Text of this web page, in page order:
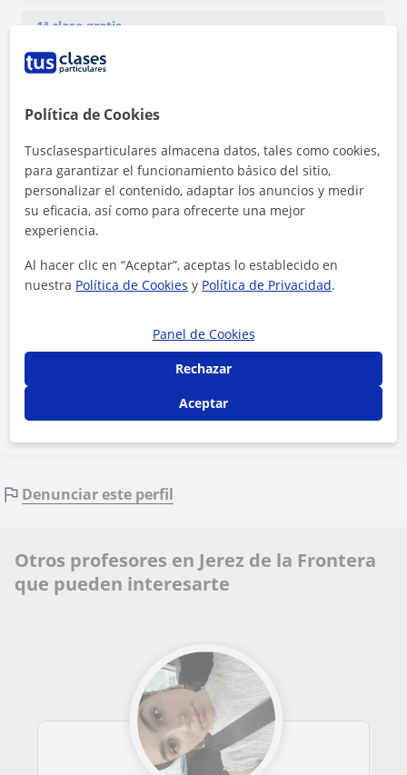
1ª clase gratis
Al hacer clic, aceptas nuestroaviso legaly deprivacidad
Denunciar este perfil
Otros profesores en Jerez de la Frontera
que pueden interesarte
Política de Cookies
Tusclasesparticulares almacena datos, tales como cookies,
para garantizar el funcionamiento básico del sitio,
personalizar el contenido, adaptar los anuncios y medir
su eficacia, así como para ofrecerte una mejor
experiencia.
Al hacer clic en “Aceptar”, aceptas lo establecido en
nuestra Política de Cookies y Política de Privacidad.
Panel de Cookies
Rechazar
Aceptar